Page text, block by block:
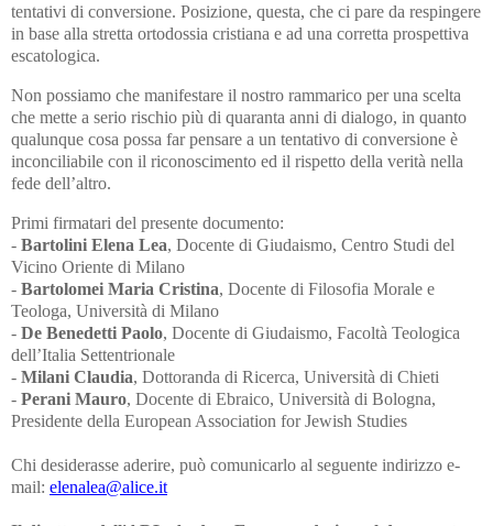
tentativi di conversione. Posizione, questa, che ci pare da respingere
in base alla stretta ortodossia cristiana e ad una corretta prospettiva
escatologica.
Non possiamo che manifestare il nostro rammarico per una scelta
che mette a serio rischio più di quaranta anni di dialogo, in quanto
qualunque cosa possa far pensare a un tentativo di conversione è
inconciliabile con il riconoscimento ed il rispetto della verità nella
fede dell’altro.
Primi firmatari del presente documento:
- Bartolini Elena Lea, Docente di Giudaismo, Centro Studi del
Vicino Oriente di Milano
- Bartolomei Maria Cristina, Docente di Filosofia Morale e
Teologa, Università di Milano
- De Benedetti Paolo, Docente di Giudaismo, Facoltà Teologica
dell’Italia Settentrionale
- Milani Claudia, Dottoranda di Ricerca, Università di Chieti
- Perani Mauro, Docente di Ebraico, Università di Bologna,
Presidente della European Association for Jewish Studies
Chi desiderasse aderire, può comunicarlo al seguente indirizzo e-
mail: elenalea@alice.it